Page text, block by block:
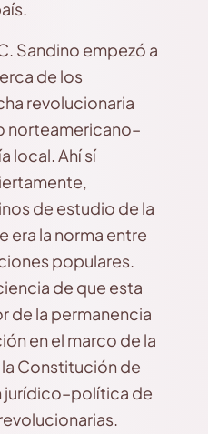
Sandino empezó a
de los
revolucionaria
norteamericano–
local. Ahí sí
de estudio de la
era la norma entre
populares.
de que esta
de la permanencia
en el marco de la
Constitución de
jurídico–política de